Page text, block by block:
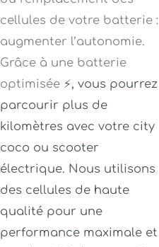
cellules de votre batterie :
augmenter l’autonomie.
Grâce à une batterie
optimisée ⚡, vous pourrez
parcourir plus de
kilomètres avec votre city
coco ou scooter
électrique. Nous utilisons
des cellules de haute
qualité pour une
performance maximale et